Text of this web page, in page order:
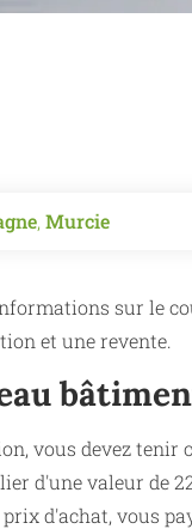
, Murcie
sur le
et une revente.
vous devez tenir
d'une valeur de
d'achat, vous